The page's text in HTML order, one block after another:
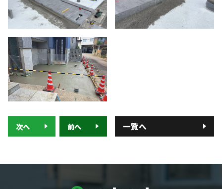
■ 外構プランニング
■ 料金シミュレーション
■ 施工事例
■ お客様の声
■ 展示場について
■ 求人サイト
■ お問い合わせ
次へ 前へ 一覧へ